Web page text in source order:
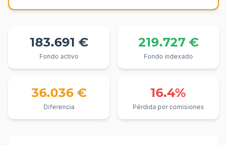
183.691 €
Fondo activo
219.727 €
Fondo indexado
36.036 €
Diferencia
16.4%
Pérdida por comisiones